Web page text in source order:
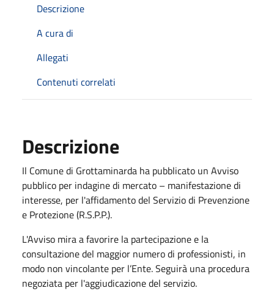
Descrizione
A cura di
Allegati
Contenuti correlati
Descrizione
Il Comune di Grottaminarda ha pubblicato un Avviso
pubblico per indagine di mercato – manifestazione di
interesse, per l'affidamento del Servizio di Prevenzione
e Protezione (R.S.P.P.).
L'Avviso mira a favorire la partecipazione e la
consultazione del maggior numero di professionisti, in
modo non vincolante per l’Ente. Seguirà una procedura
negoziata per l'aggiudicazione del servizio.